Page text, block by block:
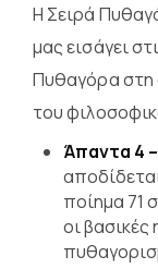
Η Σειρά
μας εισάγει
Πυθαγόρα στη
του
Άπαντα 4
ποίημα 71
οι βασικές